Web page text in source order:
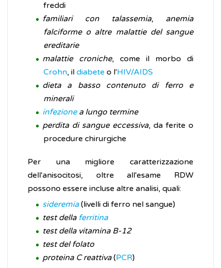
freddi
familiari con talassemia, anemia
falciforme o altre malattie del sangue
ereditarie
malattie croniche, come il morbo di
Crohn, il diabete o l'HIV/AIDS
dieta a basso contenuto di ferro e
minerali
infezionea lungo termine
perdita di sangue eccessiva, da ferite o
procedure chirurgiche
Per una migliore caratterizzazione
dell'anisocitosi, oltre all'esame RDW
possono essere incluse altre analisi, quali:
sideremia(livelli di ferro nel sangue)
test della ferritina
test della vitamina B-12
test del folato
proteina C reattiva(PCR)